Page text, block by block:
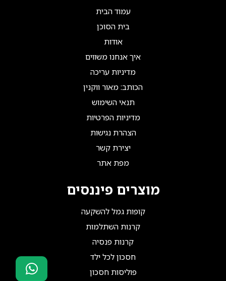
עמוד הבית
בית הסוכן
אודות
איך אנחנו משווים
מדיניות עריכה
הכותב: מאור ווקנין
תנאי השימוש
מדיניות הפרטיות
הצהרת נגישות
יצירת קשר
מפת אתר
מוצרים פיננסים
קופות גמל להשקעה
קרנות השתלמות
קרנות פנסיה
חסכון לכל ילד
פוליסות חסכון